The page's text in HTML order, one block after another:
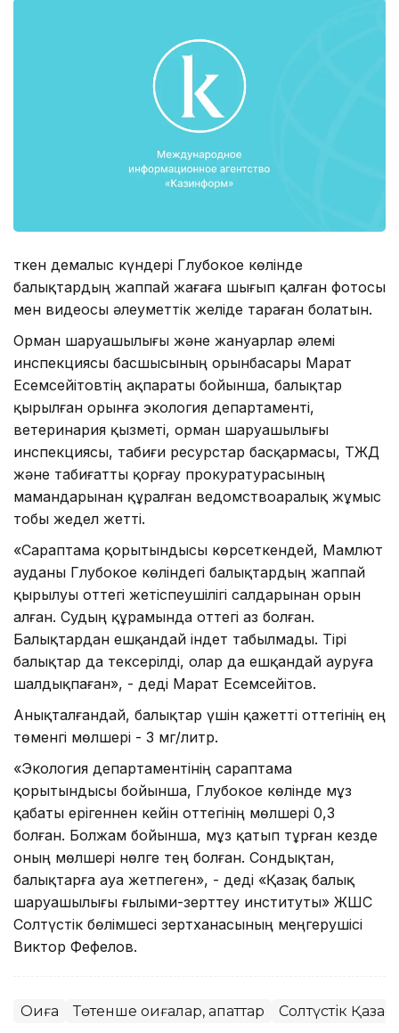
Өткен демалыс күндері Глубокое көлінде
балықтардың жаппай жағаға шығып қалған фотосы
мен видеосы әлеуметтік желіде тараған болатын.
Орман шаруашылығы және жануарлар әлемі
инспекциясы басшысының орынбасары Марат
Есемсейітовтің ақпараты бойынша, балықтар
қырылған орынға экология департаменті,
ветеринария қызметі, орман шаруашылығы
инспекциясы, табиғи ресурстар басқармасы, ТЖД
және табиғатты қорғау прокуратурасының
мамандарынан құралған ведомствоаралық жұмыс
тобы жедел жетті.
«Сараптама қорытындысы көрсеткендей, Мамлют
ауданы Глубокое көліндегі балықтардың жаппай
қырылуы оттегі жетіспеушілігі салдарынан орын
алған. Судың құрамында оттегі аз болған.
Балықтардан ешқандай індет табылмады. Тірі
балықтар да тексерілді, олар да ешқандай ауруға
шалдықпаған», - деді Марат Есемсейітов.
Анықталғандай, балықтар үшін қажетті оттегінің ең
төменгі мөлшері - 3 мг/литр.
«Экология департаментінің сараптама
қорытындысы бойынша, Глубокое көлінде мұз
қабаты ерігеннен кейін оттегінің мөлшері 0,3
болған. Болжам бойынша, мұз қатып тұрған кезде
оның мөлшері нөлге тең болған. Сондықтан,
балықтарға ауа жетпеген», - деді «Қазақ балық
шаруашылығы ғылыми-зерттеу институты» ЖШС
Солтүстік бөлімшесі зертханасының меңгерушісі
Виктор Фефелов.
Оқиға Төтенше оқиғалар, апаттар Солтүстік